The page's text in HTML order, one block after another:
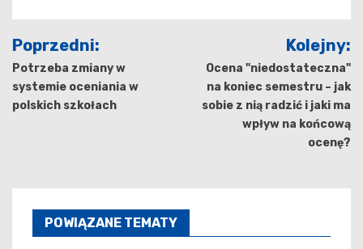
Nawigacja
wpisu
Poprzedni:
Potrzeba zmiany w
systemie oceniania w
polskich szkołach
Kolejny:
Ocena "niedostateczna"
na koniec semestru – jak
sobie z nią radzić i jaki ma
wpływ na końcową
ocenę?
POWIĄZANE TEMATY